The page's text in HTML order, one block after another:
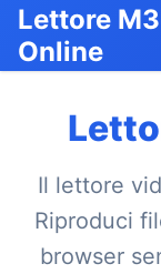
Lettore
Online
Il lettore
Riproduci
browser